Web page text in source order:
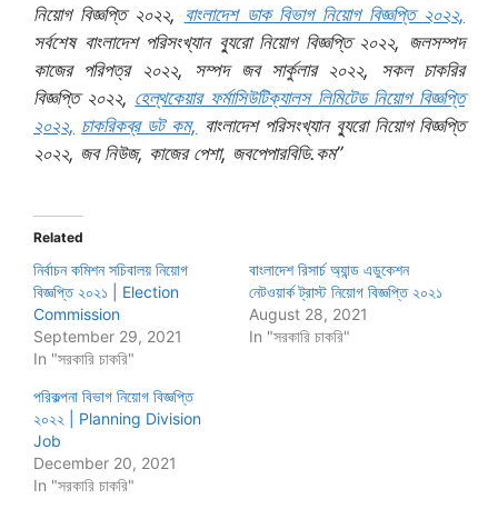
নিয়োগ বিজ্ঞপ্তি ২০২২, বাংলাদেশ ডাক বিভাগ নিয়োগ বিজ্ঞপ্তি ২০২২,
সর্বশেষ বাংলাদেশ পরিসংখ্যান ব্যুরো নিয়োগ বিজ্ঞপ্তি ২০২২, জলসম্পদ
কাজের পরিপত্র ২০২২, সম্পদ জব সার্কুলার ২০২২, সকল চাকরির
বিজ্ঞপ্তি ২০২২, হেল্থকেয়ার ফর্মাসিউটিক্যালস লিমিটেড নিয়োগ বিজ্ঞপ্তি
২০২২, চাকরিকব্র ডট কম, বাংলাদেশ পরিসংখ্যান ব্যুরো নিয়োগ বিজ্ঞপ্তি
২০২২, জব নিউজ, কাজের পেশা, জবপেপারবিডি.কম”
Related
নির্বাচন কমিশন সচিবালয় নিয়োগ
বিজ্ঞপ্তি ২০২১ | Election
Commission
September 29, 2021
In "সরকারি চাকরি"
বাংলাদেশ রিসার্চ অ্যান্ড এডুকেশন
নেটওয়ার্ক ট্রাস্ট নিয়োগ বিজ্ঞপ্তি ২০২১
August 28, 2021
In "সরকারি চাকরি"
পরিকল্পনা বিভাগ নিয়োগ বিজ্ঞপ্তি
২০২২ | Planning Division
Job
December 20, 2021
In "সরকারি চাকরি"